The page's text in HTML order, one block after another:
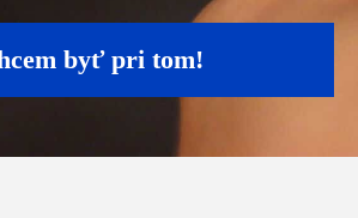
byť pri tom!